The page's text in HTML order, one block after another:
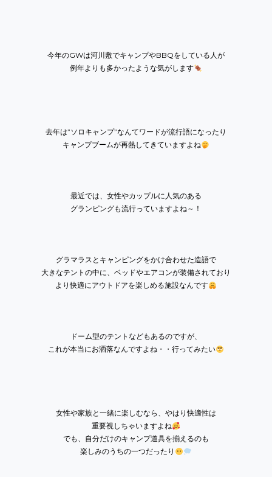
今年のGWは河川敷でキャンプやBBQをしている人が
例年よりも多かったような気がします
去年は”ソロキャンプ”なんてワードが流行語になったり
キャンプブームが再熱してきていますよね
最近では、女性やカップルに人気のある
グランピングも流行っていますよね～！
グラマラスとキャンピングをかけ合わせた造語で
大きなテントの中に、ベッドやエアコンが装備されており
より快適にアウトドアを楽しめる施設なんです
ドーム型のテントなどもあるのですが、
これが本当にお洒落なんですよね・・行ってみたい
女性や家族と一緒に楽しむなら、やはり快適性は
重要視しちゃいますよね
でも、自分だけのキャンプ道具を揃えるのも
楽しみのうちの一つだったり